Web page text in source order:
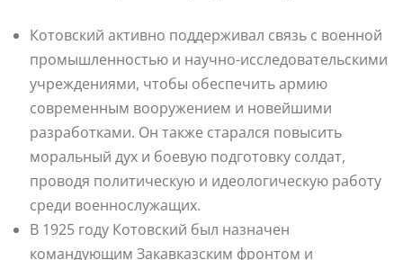
Котовский активно поддерживал связь с военной
промышленностью и научно-исследовательскими
учреждениями, чтобы обеспечить армию
современным вооружением и новейшими
разработками. Он также старался повысить
моральный дух и боевую подготовку солдат,
проводя политическую и идеологическую работу
среди военнослужащих.
В 1925 году Котовский был назначен
командующим Закавказским фронтом и